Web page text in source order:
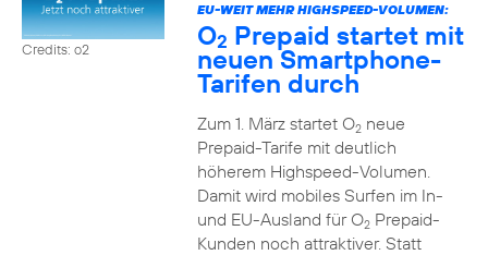
Credits: o2
EU-WEIT MEHR HIGHSPEED-VOLUMEN:
O2 Prepaid startet mit
neuen Smartphone-
Tarifen durch
Zum 1. März startet O2neue
Prepaid-Tarife mit deutlich
höherem Highspeed-Volumen.
Damit wird mobiles Surfen im In-
und EU-Ausland für O2Prepaid-
Kunden noch attraktiver. Statt